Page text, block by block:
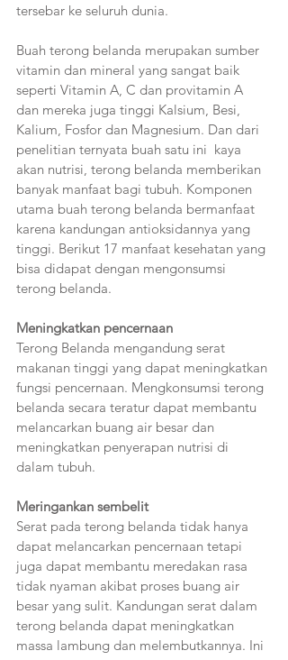
tersebar ke seluruh dunia.
Buah terong belanda merupakan sumber
vitamin dan mineral yang sangat baik
seperti Vitamin A, C dan provitamin A
dan mereka juga tinggi Kalsium, Besi,
Kalium, Fosfor dan Magnesium. Dan dari
penelitian ternyata buah satu ini  kaya
akan nutrisi, terong belanda memberikan
banyak manfaat bagi tubuh. Komponen
utama buah terong belanda bermanfaat
karena kandungan antioksidannya yang
tinggi. Berikut 17 manfaat kesehatan yang
bisa didapat dengan mengonsumsi
terong belanda.
Meningkatkan pencernaan
Terong Belanda mengandung serat
makanan tinggi yang dapat meningkatkan
fungsi pencernaan. Mengkonsumsi terong
belanda secara teratur dapat membantu
melancarkan buang air besar dan
meningkatkan penyerapan nutrisi di
dalam tubuh.
Meringankan sembelit
Serat pada terong belanda tidak hanya
dapat melancarkan pencernaan tetapi
juga dapat membantu meredakan rasa
tidak nyaman akibat proses buang air
besar yang sulit. Kandungan serat dalam
terong belanda dapat meningkatkan
massa lambung dan melembutkannya. Ini